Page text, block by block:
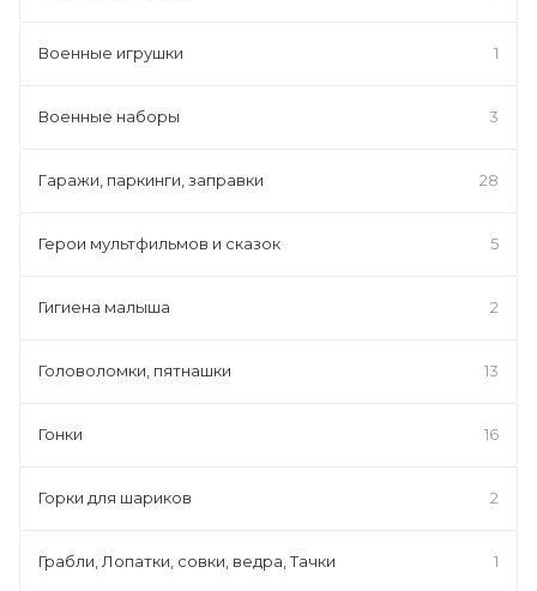
Военные игрушки 1
Военные наборы 3
Гаражи, паркинги, заправки 28
Герои мультфильмов и сказок 5
Гигиена малыша 2
Головоломки, пятнашки 13
Гонки 16
Горки для шариков 2
Грабли, Лопатки, совки, ведра, Тачки 1